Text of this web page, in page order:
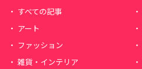
すべての記事
アート
ファッション
雑貨・インテリア